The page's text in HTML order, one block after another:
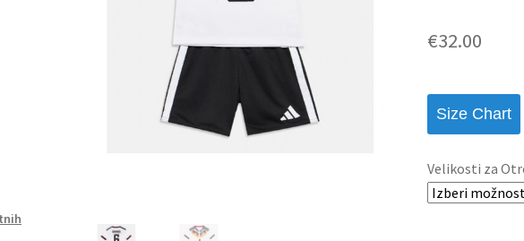
€32.00
Size Chart
Velikosti za